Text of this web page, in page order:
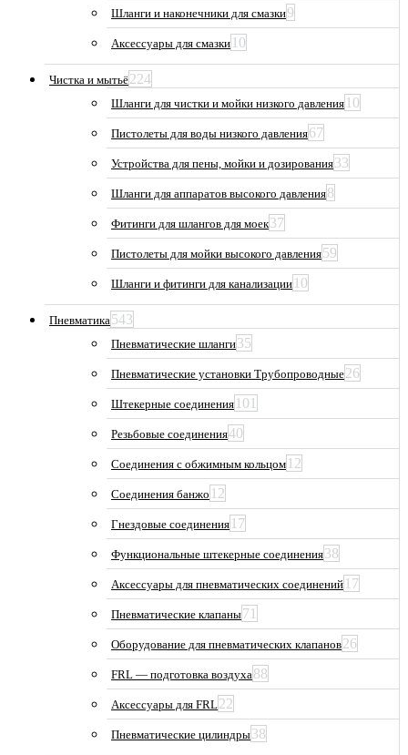
Шланги и наконечники для смазки9
Аксессуары для смазки 10
Чистка и мытьё224
Шланги для чистки и мойки низкого давления 10
Пистолеты для воды низкого давления67
Устройства для пены, мойки и дозирования33
Шланги для аппаратов высокого давления8
Фитинги для шлангов для моек37
Пистолеты для мойки высокого давления59
Шланги и фитинги для канализации 10
Пневматика543
Пневматические шланги35
Пневматические установки Трубопроводные26
Штекерные соединения 101
Резьбовые соединения40
Соединения с обжимным кольцом 12
Соединения банжо 12
Гнездовые соединения 17
Функциональные штекерные соединения38
Аксессуары для пневматических соединений 17
Пневматические клапаны71
Оборудование для пневматических клапанов26
FRL — подготовка воздуха88
Аксессуары для FRL22
Пневматические цилиндры38